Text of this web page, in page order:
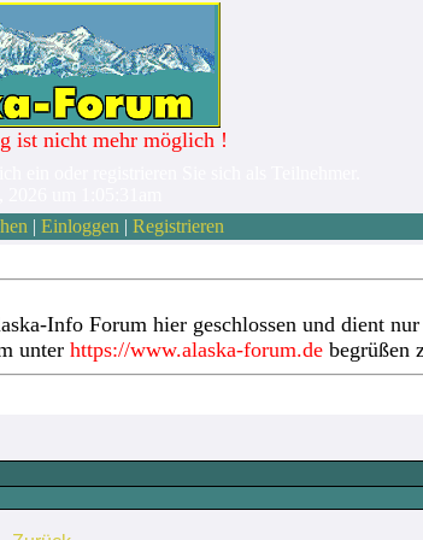
ist nicht mehr möglich !
| Einloggen | Registrieren
Info Forum hier geschlossen und dient
unter https://www.alaska-forum.de begrüßen